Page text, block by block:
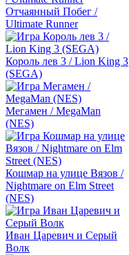
Отчаянный Побег /
Ultimate Runner
Король лев 3 / Lion King 3
(SEGA)
Мегамен / MegaMan
(NES)
Кошмар на улице Вязов /
Nightmare on Elm Street
(NES)
Иван Царевич и Серый
Волк